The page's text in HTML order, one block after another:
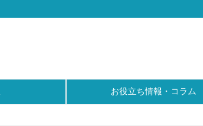
お役立ち情報・コラム